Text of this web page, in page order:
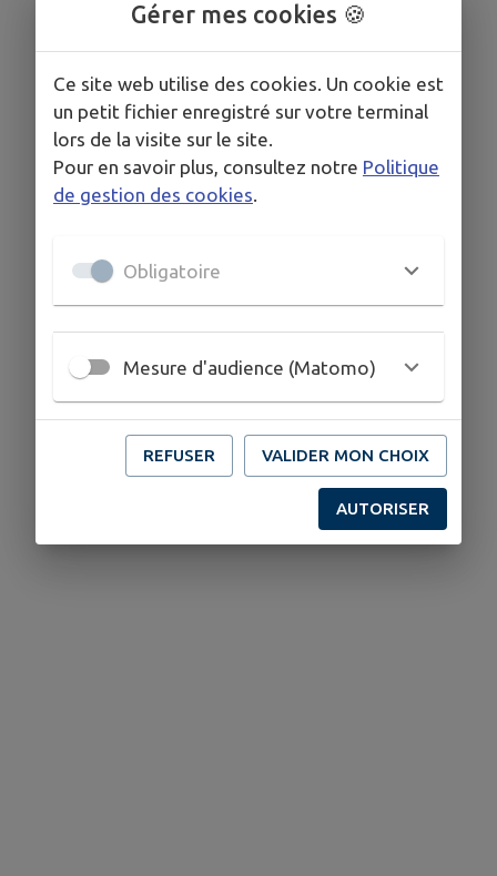
Gérer mes cookies 🍪
Ce site web utilise des cookies. Un cookie est
un petit fichier enregistré sur votre terminal
lors de la visite sur le site.
Pour en savoir plus, consultez notre Politique
de gestion des cookies.
Obligatoire
Mesure d'audience (Matomo)
REFUSER VALIDER MON CHOIX
AUTORISER